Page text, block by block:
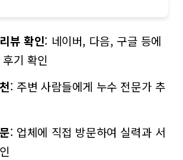
뷰 확인: 네이버, 다음, 구글 등에
기 확인
: 주변 사람들에게 누수 전문가 추
: 업체에 직접 방문하여 실력과 서